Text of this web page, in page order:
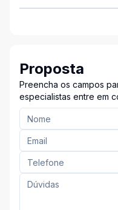
Proposta
Preencha os campos
especialistas entre em